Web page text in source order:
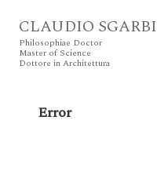
CLAUDIO SGARBI
Philosophiae Doctor
Master of Science
Dottore in Architettura
Error